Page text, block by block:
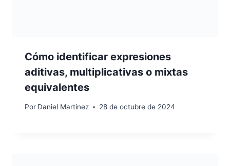
Cómo identificar expresiones
aditivas, multiplicativas o mixtas
equivalentes
Por Daniel Martínez 28 de octubre de 2024